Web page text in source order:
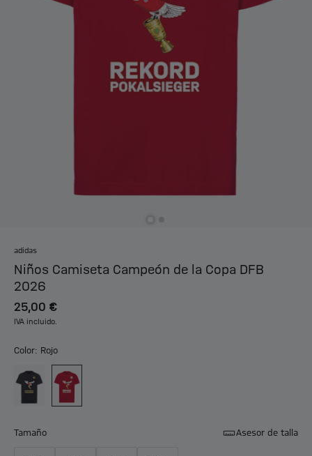
adidas
Niños Camiseta Campeón de la Copa DFB
2026
25,00 €
IVA incluido.
Color: Rojo
Tamaño Asesor de talla